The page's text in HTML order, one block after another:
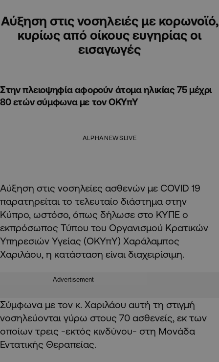
Αύξηση στις νοσηλειές με κορωνοϊό,
κυρίως από οίκους ευγηρίας οι
εισαγωγές
Στην πλειοψηφία αφορούν άτομα ηλικίας 75 μέχρι
80 ετών σύμφωνα με τον ΟΚΥπΥ
ALPHANEWSLIVE
Αύξηση στις νοσηλείες ασθενών με COVID 19
παρατηρείται το τελευταίο διάστημα στην
Κύπρο, ωστόσο, όπως δήλωσε στο ΚΥΠΕ ο
εκπρόσωπος Τύπου του Οργανισμού Κρατικών
Υπηρεσιών Υγείας (ΟΚΥπΥ) Χαράλαμπος
Χαριλάου, η κατάσταση είναι διαχειρίσιμη.
Advertisement
Σύμφωνα με τον κ. Χαριλάου αυτή τη στιγμή
νοσηλεύονται γύρω στους 70 ασθενείς, εκ των
οποίων τρεις -εκτός κινδύνου- στη Μονάδα
Εντατικής Θεραπείας.